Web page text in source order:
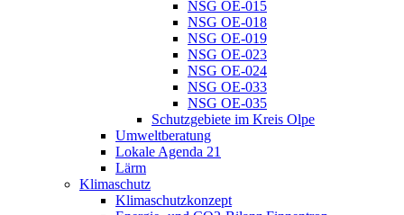
NSG OE-015
NSG OE-018
NSG OE-019
NSG OE-023
NSG OE-024
NSG OE-033
NSG OE-035
Schutzgebiete im Kreis Olpe
Umweltberatung
Lokale Agenda 21
Lärm
Klimaschutz
Klimaschutzkonzept